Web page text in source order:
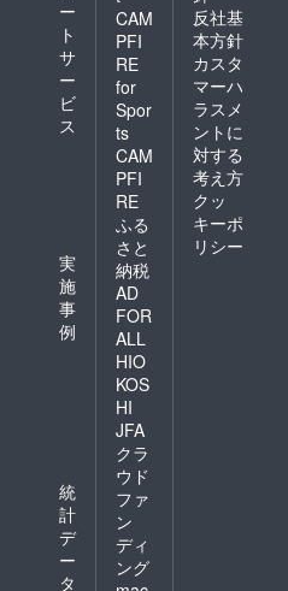
ー
ト
サ
ー
ビ
ス
実
施
事
例
統
計
デ
ー
タ
CAM
PFI
RE
for
Spor
ts
CAM
PFI
RE
ふる
さと
納税
AD
FOR
ALL
HIO
KOS
HI
JFA
クラ
ウド
ファ
ン
ディ
ング
反社基
本方針
カスタ
マーハ
ラスメ
ントに
対する
考え方
クッ
キーポ
リシー